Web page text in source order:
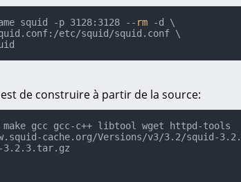
squid -p 3128:3128 -- rm -d \
de construire à partir de la source:
gcc gcc-c++ libtool wget httpd-tools
cache.org/Versions/v3/3.2/squid-